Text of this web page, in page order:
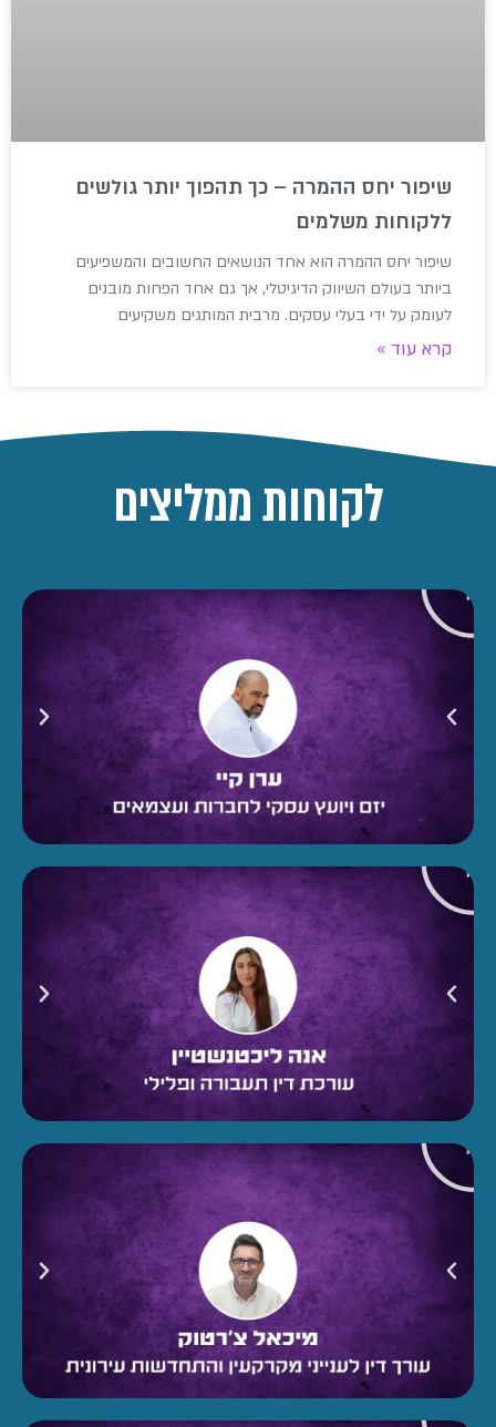
שיפור יחס ההמרה – כך תהפוך יותר גולשים
ללקוחות משלמים
שיפור יחס ההמרה הוא אחד הנושאים החשובים והמשפיעים
ביותר בעולם השיווק הדיגיטלי, אך גם אחד הפחות מובנים
לעומק על ידי בעלי עסקים. מרבית המותגים משקיעים
קרא עוד »
לקוחות ממליצים